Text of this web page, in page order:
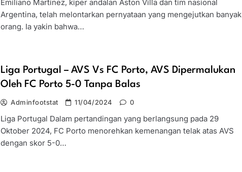
Emiliano Martinez, kiper andalan Aston Villa dan tim nasional
Argentina, telah melontarkan pernyataan yang mengejutkan banyak
orang. Ia yakin bahwa…
Liga Portugal – AVS Vs FC Porto, AVS Dipermalukan
Oleh FC Porto 5-0 Tanpa Balas
Adminfootstat 11/04/2024 0
Liga Portugal Dalam pertandingan yang berlangsung pada 29
Oktober 2024, FC Porto menorehkan kemenangan telak atas AVS
dengan skor 5-0…